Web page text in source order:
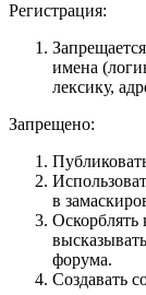
Регистрация:
имена
лексику,
Запрещено:
в
Оскорблять
форума.
Создавать